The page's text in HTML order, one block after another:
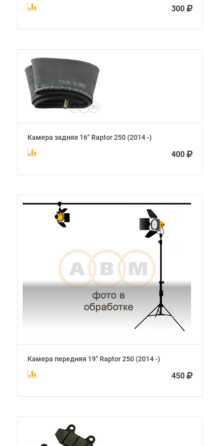
300
Камера задняя 16" Raptor 250 (2014 -)
400
Камера передняя 19" Raptor 250 (2014 -)
450